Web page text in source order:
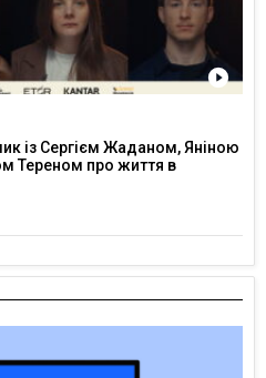
із Сергієм Жаданом, Яніною
Тереном про життя в